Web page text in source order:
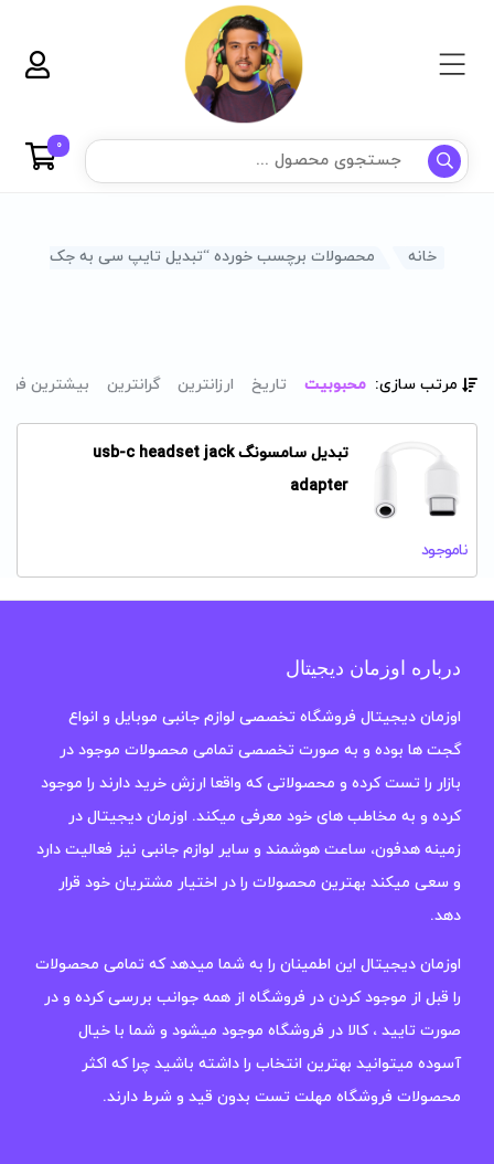
0
خانه محصولات برچسب خورده “تبدیل تایپ سی به جک 3.5”
مرتب سازی: محبوبیت تاریخ ارزانترین گرانترین بیشترین
تبدیل سامسونگ usb-c headset jack
adapter
ناموجود
درباره اوزمان دیجیتال
اوزمان دیجیتال فروشگاه تخصصی لوازم جانبی موبایل و انواع
گجت ها بوده و به صورت تخصصی تمامی محصولات موجود در
بازار را تست کرده و محصولاتی که واقعا ارزش خرید دارند را موجود
کرده و به مخاطب های خود معرفی میکند. اوزمان دیجیتال در
زمینه هدفون، ساعت هوشمند و سایر لوازم جانبی نیز فعالیت دارد
و سعی میکند بهترین محصولات را در اختیار مشتریان خود قرار
دهد.
اوزمان دیجیتال این اطمینان را به شما میدهد که تمامی محصولات
را قبل از موجود کردن در فروشگاه از همه جوانب بررسی کرده و در
صورت تایید ، کالا در فروشگاه موجود میشود و شما با خیال
آسوده میتوانید بهترین انتخاب را داشته باشید چرا که اکثر
محصولات فروشگاه مهلت تست بدون قید و شرط دارند.